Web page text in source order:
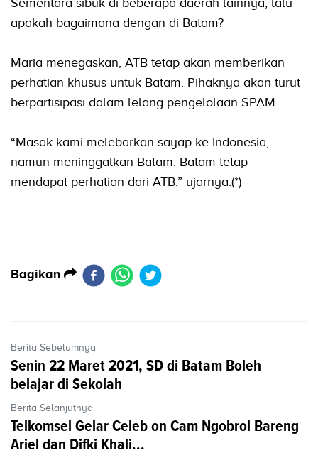
apakah bagaimana dengan di Batam?
Maria menegaskan, ATB tetap akan memberikan
perhatian khusus untuk Batam. Pihaknya akan turut
berpartisipasi dalam lelang pengelolaan SPAM.
“Masak kami melebarkan sayap ke Indonesia,
namun meninggalkan Batam. Batam tetap
mendapat perhatian dari ATB,” ujarnya.(*)
Bagikan
Berita Sebelumnya
Senin 22 Maret 2021, SD di Batam Boleh
belajar di Sekolah
Berita Selanjutnya
Telkomsel Gelar Celeb on Cam Ngobrol Bareng
Ariel dan Difki Khali...